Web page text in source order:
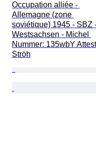
Occupation alliée -
Allemagne (zone
soviétique) 1945 - SBZ
Westsachsen - Michel
Nummer: 135wbY
Ströh